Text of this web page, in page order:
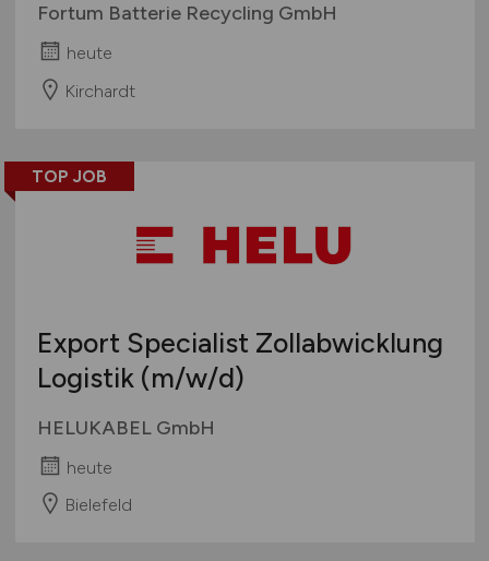
Fortum Batterie Recycling GmbH
heute
Kirchardt
TOP JOB
Export Specialist Zollabwicklung
Logistik (m/w/d)
HELUKABEL GmbH
heute
Bielefeld